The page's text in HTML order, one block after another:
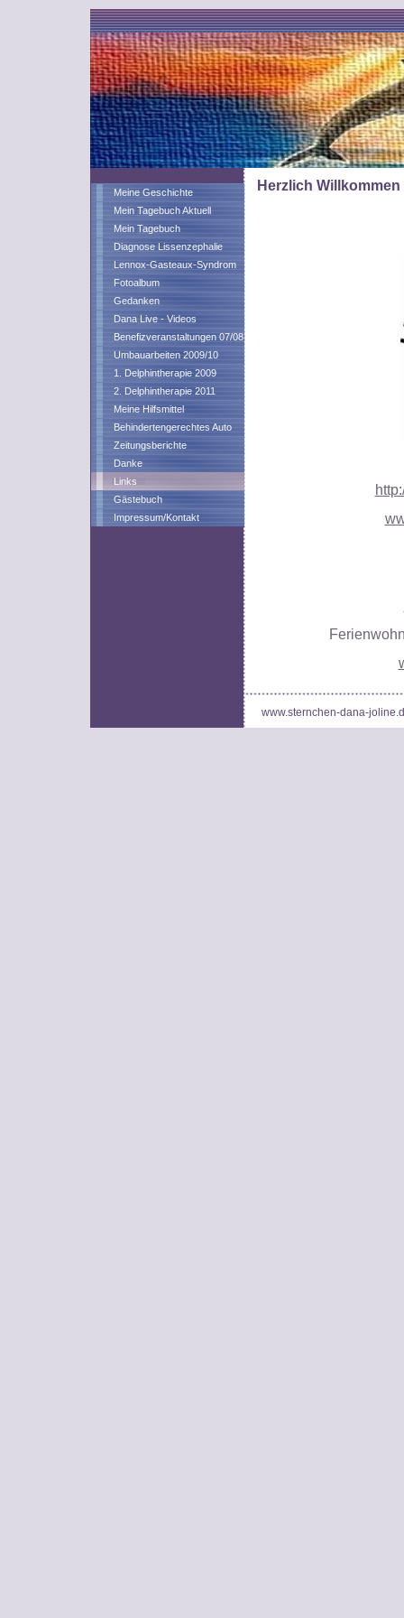
Meine Geschichte
Mein Tagebuch Aktuell
Mein Tagebuch
Diagnose Lissenzephalie
Lennox-Gasteaux-Syndrom
Fotoalbum
Gedanken
Dana Live - Videos
Benefizveranstaltungen 07/08
Umbauarbeiten 2009/10
1. Delphintherapie 2009
2. Delphintherapie 2011
Meine Hilfsmittel
Behindertengerechtes Auto
Zeitungsberichte
Danke
Links
Gästebuch
Impressum/Kontakt
Herzlich
www.sternchen-dana-